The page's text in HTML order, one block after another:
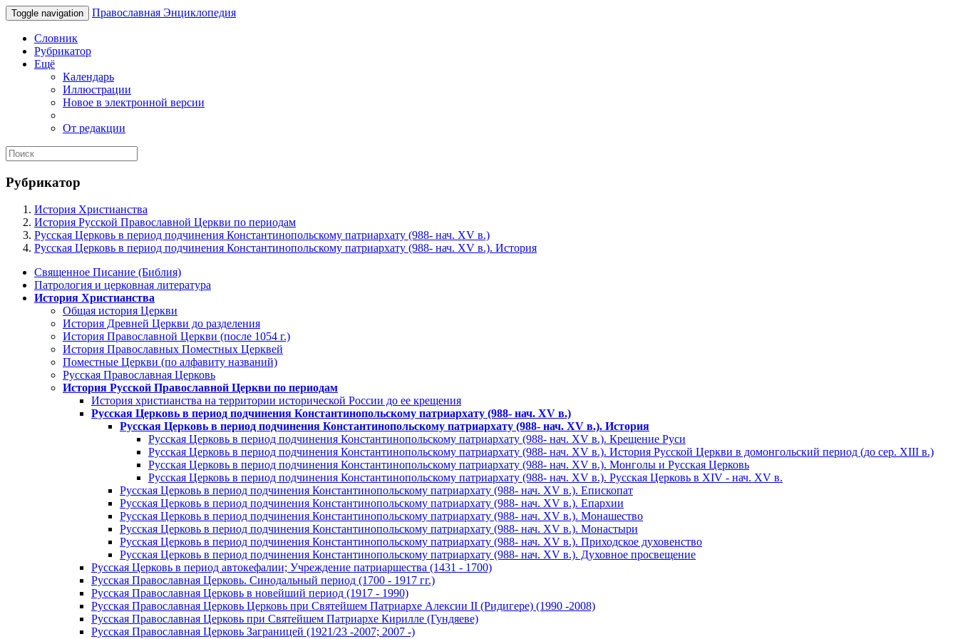
Toggle navigation Православная Энциклопедия
Словник
Рубрикатор
Ещё
Календарь
Иллюстрации
Новое в электронной версии
От редакции
Рубрикатор
История Христианства
История Русской Православной Церкви по периодам
Русская Церковь в период подчинения Константинопольскому патриархату (988- нач. XV в.)
Русская Церковь в период подчинения Константинопольскому патриархату (988- нач. XV в.). История
Священное Писание (Библия)
Патрология и церковная литература
История Христианства
Общая история Церкви
История Древней Церкви до разделения
История Православной Церкви (после 1054 г.)
История Православных Поместных Церквей
Поместные Церкви (по алфавиту названий)
Русская Православная Церковь
История Русской Православной Церкви по периодам
История христианства на территории исторической России до ее крещения
Русская Церковь в период подчинения Константинопольскому патриархату (988- нач. XV в.)
Русская Церковь в период подчинения Константинопольскому патриархату (988- нач. XV в.). История
Русская Церковь в период подчинения Константинопольскому патриархату (988- нач. XV в.). Крещение Руси
Русская Церковь в период подчинения Константинопольскому патриархату (988- нач. XV в.). История Русской Церкви в домонгольский период (до сер. XIII в.)
Русская Церковь в период подчинения Константинопольскому патриархату (988- нач. XV в.). Монголы и Русская Церковь
Русская Церковь в период подчинения Константинопольскому патриархату (988- нач. XV в.). Русская Церковь в XIV - нач. XV в.
Русская Церковь в период подчинения Константинопольскому патриархату (988- нач. XV в.). Епископат
Русская Церковь в период подчинения Константинопольскому патриархату (988- нач. XV в.). Епархии
Русская Церковь в период подчинения Константинопольскому патриархату (988- нач. XV в.). Монашество
Русская Церковь в период подчинения Константинопольскому патриархату (988- нач. XV в.). Монастыри
Русская Церковь в период подчинения Константинопольскому патриархату (988- нач. XV в.). Приходское духовенство
Русская Церковь в период подчинения Константинопольскому патриархату (988- нач. XV в.). Духовное просвещение
Русская Церковь в период автокефалии; Учреждение патриаршества (1431 - 1700)
Русская Православная Церковь. Синодальный период (1700 - 1917 гг.)
Русская Православная Церковь в новейший период (1917 - 1990)
Русская Православная Церковь Церковь при Святейшем Патриархе Алексии II (Ридигере) (1990 -2008)
Русская Православная Церковь при Святейшем Патриархе Кирилле (Гундяеве)
Русская Православная Церковь Заграницей (1921/23 -2007; 2007 -)